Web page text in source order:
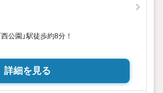
公園」駅徒歩約8分！
証付き！
円分の選べるデジタルギフトプレゼ
細はHP参照
詳細を見る